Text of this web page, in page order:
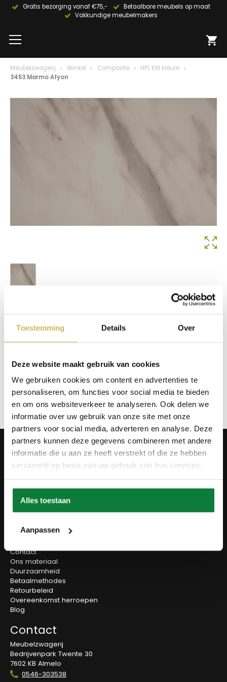
Toestemming Details Over
Deze website maakt gebruik van cookies
We gebruiken cookies om content en advertenties te
personaliseren, om functies voor social media te bieden
en om ons websiteverkeer te analyseren. Ook delen we
informatie over uw gebruik van onze site met onze
partners voor social media, adverteren en analyse. Deze
partners kunnen deze gegevens combineren met andere
informatie die u aan ze heeft verstrekt of die ze hebben
verzameld op basis van uw gebruik van hun services.
Alles toestaan
Aanpassen
Gratis bezorging vanaf €75,-
Betaalbare meubels op maat
Vakkundige meubelmakers
Meubelzwagerij Winkel Composite
HPL KM kleure
3453 Marmo Afyon
Info aanvragen / wensen doorgeven
Op verlanglijstje
Producten
Wanddecoratie
Accessoires
Onderstellen
Over ons
Contact
Ons materiaal
Duurzaamheid
Betaalmethodes
Retourbeleid
Overeenkomst herroepen
Blog
Contact
Meubelzwagerij
Bedrijvenpark Twente 30
7602 KB Almelo
0546-303538